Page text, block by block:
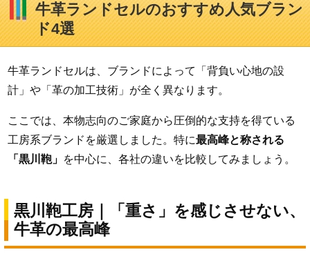
牛革ランドセルのおすすめ人気ブラン
ド4選
牛革ランドセルは、ブランドによって「背負い心地の設
計」や「革の加工技術」が全く異なります。
ここでは、本物志向のご家庭から圧倒的な支持を得ている
工房系ブランドを厳選しました。特に最高峰と称される
「黒川鞄」 を中心に、各社の違いを比較してみましょう。
黒川鞄工房｜「重さ」を感じさせない、
牛革の最高峰